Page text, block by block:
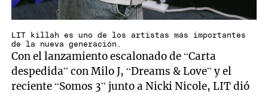
LIT killah es uno de los artistas más importantes
de la nueva generación.
Con el lanzamiento escalonado de “Carta
despedida” con Milo J, “Dreams & Love” y el
reciente “Somos 3” junto a Nicki Nicole, LIT dió